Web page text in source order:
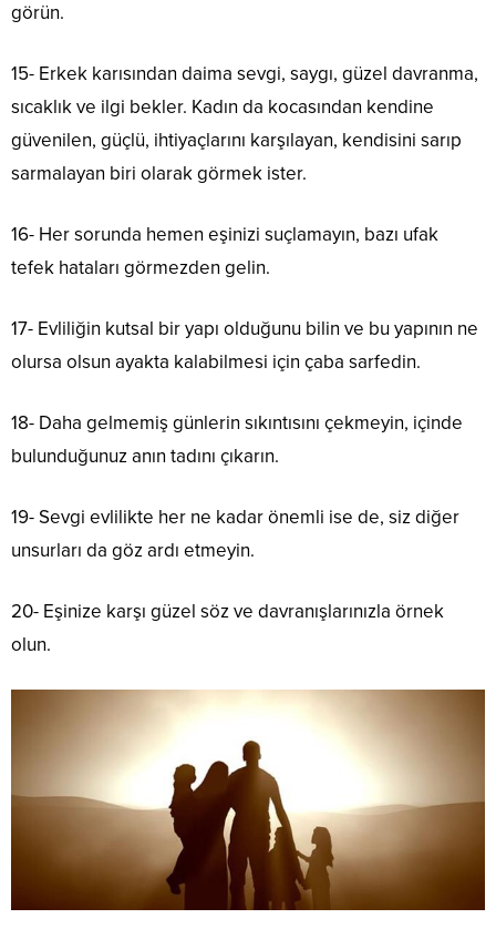
görün.
15- Erkek karısından daima sevgi, saygı, güzel davranma,
sıcaklık ve ilgi bekler. Kadın da kocasından kendine
güvenilen, güçlü, ihtiyaçlarını karşılayan, kendisini sarıp
sarmalayan biri olarak görmek ister.
16- Her sorunda hemen eşinizi suçlamayın, bazı ufak
tefek hataları görmezden gelin.
17- Evliliğin kutsal bir yapı olduğunu bilin ve bu yapının ne
olursa olsun ayakta kalabilmesi için çaba sarfedin.
18- Daha gelmemiş günlerin sıkıntısını çekmeyin, içinde
bulunduğunuz anın tadını çıkarın.
19- Sevgi evlilikte her ne kadar önemli ise de, siz diğer
unsurları da göz ardı etmeyin.
20- Eşinize karşı güzel söz ve davranışlarınızla örnek
olun.